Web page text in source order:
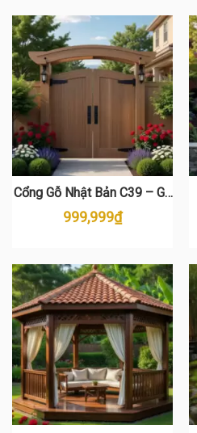
Cổng Gỗ Nhật Bản C39 – Gỗ
Thông Cao Cấp, Thiết Kế
Zen
999,999₫